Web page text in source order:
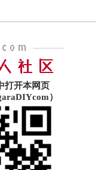
打开本网页
）